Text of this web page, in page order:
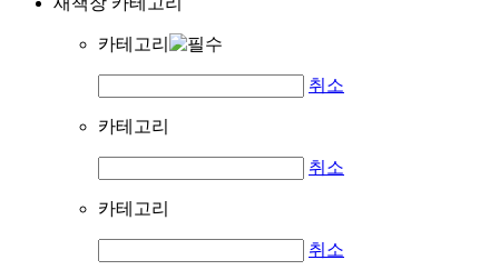
카테고리
취소
카테고리
취소
카테고리
취소